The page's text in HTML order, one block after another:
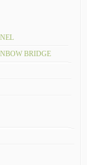
BRIDGE